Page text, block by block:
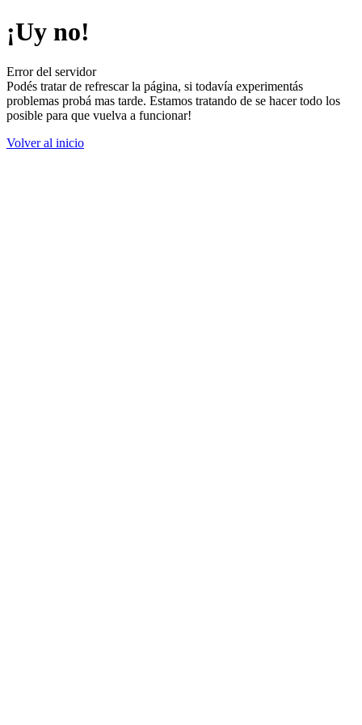
¡Uy no!
Error del servidor
Podés tratar de refrescar la página, si todavía experimentás
problemas probá mas tarde. Estamos tratando de se hacer todo los
posible para que vuelva a funcionar!
Volver al inicio